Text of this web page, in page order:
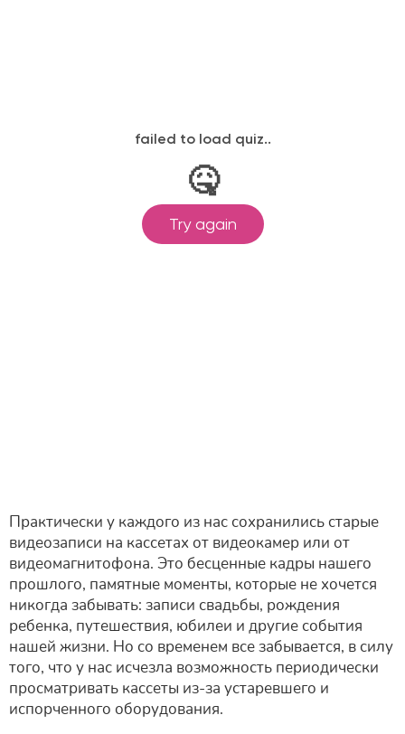
Практически у каждого из нас сохранились старые
видеозаписи на кассетах от видеокамер или от
видеомагнитофона. Это бесценные кадры нашего
прошлого, памятные моменты, которые не хочется
никогда забывать: записи свадьбы, рождения
ребенка, путешествия, юбилеи и другие события
нашей жизни. Но со временем все забывается, в силу
того, что у нас исчезла возможность периодически
просматривать кассеты из-за устаревшего и
испорченного оборудования.